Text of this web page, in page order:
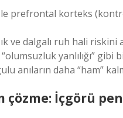
prefrontal korteks
ve dalgalı ruh hali riskini
yanlılığı” gibi
anıların daha “ham”
çözme: İçgörü